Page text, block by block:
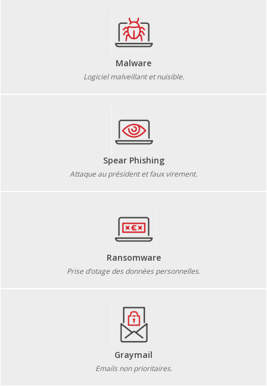
Malware
Logiciel malveillant et nuisible.
Spear Phishing
Attaque au président et faux virement.
Ransomware
Prise d’otage des données personnelles.
Graymail
Emails non prioritaires.